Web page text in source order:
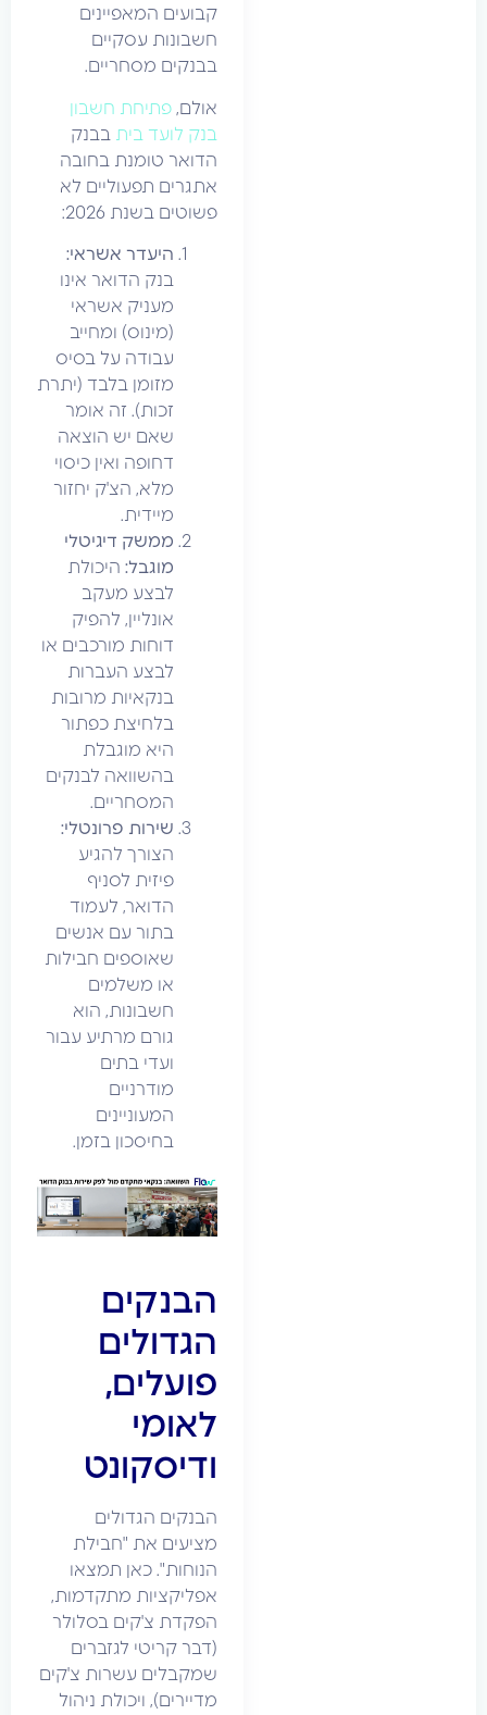
קבועים המאפיינים
חשבונות עסקיים
בבנקים מסחריים.
אולם, פתיחת חשבון
בנק לועד בית בבנק
הדואר טומנת בחובה
אתגרים תפעוליים לא
פשוטים בשנת 2026:
היעדר אשראי:
בנק הדואר אינו
מעניק אשראי
(מינוס) ומחייב
עבודה על בסיס
מזומן בלבד (יתרת
זכות). זה אומר
שאם יש הוצאה
דחופה ואין כיסוי
מלא, הצ'ק יחזור
מיידית.
ממשק דיגיטלי
מוגבל: היכולת
לבצע מעקב
אונליין, להפיק
דוחות מורכבים או
לבצע העברות
בנקאיות מרובות
בלחיצת כפתור
היא מוגבלת
בהשוואה לבנקים
המסחריים.
שירות פרונטלי:
הצורך להגיע
פיזית לסניף
הדואר, לעמוד
בתור עם אנשים
שאוספים חבילות
או משלמים
חשבונות, הוא
גורם מרתיע עבור
ועדי בתים
מודרניים
המעוניינים
בחיסכון בזמן.
הבנקים
הגדולים
פועלים,
לאומי
ודיסקונט
הבנקים הגדולים
מציעים את "חבילת
הנוחות". כאן תמצאו
אפליקציות מתקדמות,
הפקדת צ'קים בסלולר
(דבר קריטי לגזברים
שמקבלים עשרות צ'קים
מדיירים), ויכולת ניהול